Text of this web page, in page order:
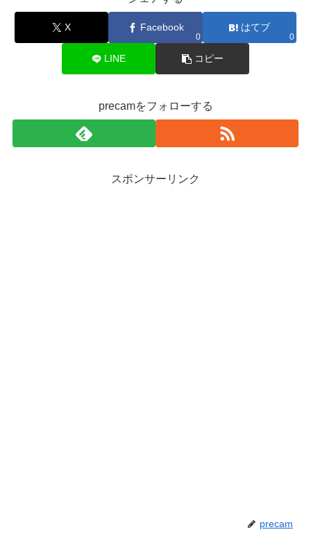
X Facebook
0
はてブ
0
LINE コピー
precamをフォローする
スポンサーリンク
precam